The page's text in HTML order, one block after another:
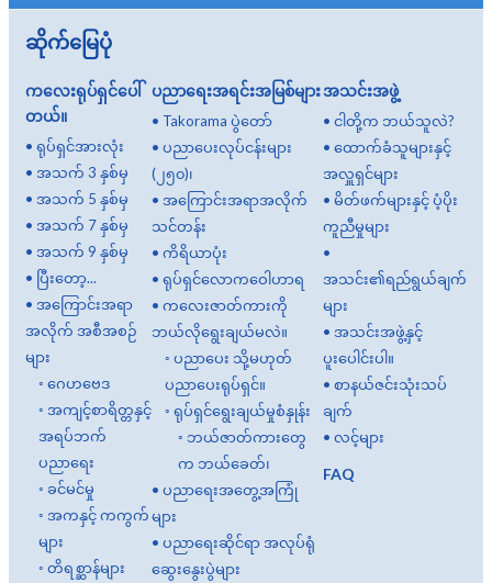
ဆိုက်မြေပုံ
ကလေးရုပ်ရှင်ပေါ်
တယ်။
• ရုပ်ရှင်အားလုံး
• အသက် 3 နှစ်မှ
• အသက် 5 နှစ်မှ
• အသက် 7 နှစ်မှ
• အသက် 9 နှစ်မှ
• ပြီးတော့...
• အကြောင်းအရာ
အလိုက် အစီအစဉ်
များ
◦ ဂေဟဗေဒ
◦ အကျင့်စာရိတ္တနှင့်
အရပ်ဘက်
ပညာရေး
◦ ခင်မင်မှု
◦ အကနှင့် ကကွက်
များ
◦ တိရစ္ဆာန်များ
ပညာရေးအရင်းအမြစ်များ
• Takorama ပွဲတော်
•ပညာပေးလုပ်ငန်းများ
(၂၅၀)၊
•အကြောင်းအရာအလိုက်
သင်တန်း
•ကိရိယာပုံး
•ရုပ်ရှင်လောကဝေါဟာရ
•ကလေးဇာတ်ကားကို
ဘယ်လိုရွေးချယ်မလဲ။
◦ပညာပေး သို့မဟုတ်
ပညာပေးရုပ်ရှင်။
◦ရုပ်ရှင်ရွေးချယ်မှုစံနှုန်း
◦ ဘယ်ဇာတ်ကားတွေ
က ဘယ်ခေတ်၊
•ပညာရေးအတွေ့အကြုံ
များ
•ပညာရေးဆိုင်ရာ အလုပ်ရုံ
ဆွေးနွေးပွဲများ
အသင်းအဖွဲ့
•ငါတို့က ဘယ်သူလဲ?
•ထောက်ခံသူများနှင့်
အလှူရှင်များ
•မိတ်ဖက်များနှင့် ပံ့ပိုး
ကူညီမှုများ
•
အသင်း၏ရည်ရွယ်ချက်
များ
•အသင်းအဖွဲ့နှင့်
ပူးပေါင်းပါ။
•စာနယ်ဇင်းသုံးသပ်
ချက်
•လင့်များ
FAQ